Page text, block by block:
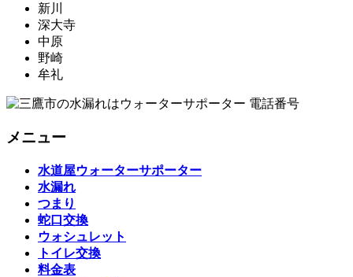
新川
深大寺
中原
野崎
牟礼
メニュー
水道屋ウォーターサポーター
水漏れ
つまり
蛇口交換
ウォシュレット
トイレ交換
料金表